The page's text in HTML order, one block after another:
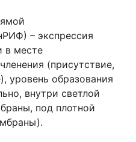
– экспрессия
в месте
(присутствие,
уровень образования
внутри светлой
под плотной